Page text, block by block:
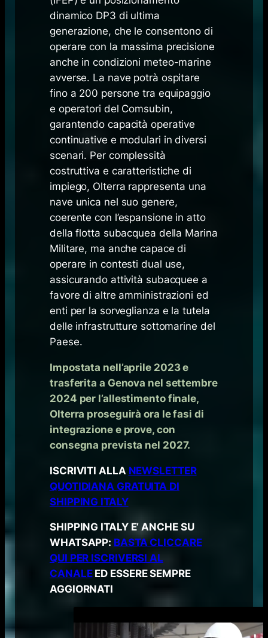
dinamico DP3 di ultima
generazione, che le consentono di
operare con la massima precisione
anche in condizioni meteo-marine
avverse. La nave potrà ospitare
fino a 200 persone tra equipaggio
e operatori del Comsubin,
garantendo capacità operative
continuative e modulari in diversi
scenari. Per complessità
costruttiva e caratteristiche di
impiego, Olterra rappresenta una
nave unica nel suo genere,
coerente con l’espansione in atto
della flotta subacquea della Marina
Militare, ma anche capace di
operare in contesti dual use,
assicurando attività subacquee a
favore di altre amministrazioni ed
enti per la sorveglianza e la tutela
delle infrastrutture sottomarine del
Paese.
Impostata nell’aprile 2023 e
trasferita a Genova nel settembre
2024 per l’allestimento finale,
Olterra proseguirà ora le fasi di
integrazione e prove, con
consegna prevista nel 2027.
ISCRIVITI ALLA NEWSLETTER
QUOTIDIANA GRATUITA DI
SHIPPING ITALY
SHIPPING ITALY E’ ANCHE SU
WHATSAPP: BASTA CLICCARE
QUI PER ISCRIVERSI AL
CANALEED ESSERE SEMPRE
AGGIORNATI